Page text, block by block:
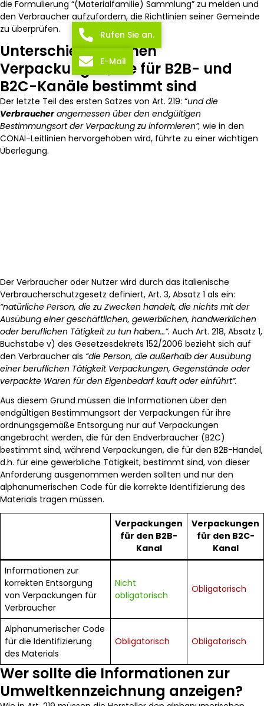
die Formulierung “(Materialfamilie) Sammlung” zu melden und
den Verbraucher aufzufordern, die Richtlinien seiner Gemeinde
zu überprüfen.
Unterschied zwischen
Verpackungen, die für B2B- und
B2C-Kanäle bestimmt sind
Der letzte Teil des ersten Satzes von Art. 219: “und die
Verbraucherangemessen über den endgültigen
Bestimmungsort der Verpackung zu informieren”, wie in den
CONAI-Leitlinien hervorgehoben wird, führte zu einer wichtigen
Überlegung.
Der Verbraucher oder Nutzer wird durch das italienische
Verbraucherschutzgesetz definiert, Art. 3, Absatz 1 als ein:
“natürliche Person, die zu Zwecken handelt, die nichts mit der
Ausübung einer geschäftlichen, gewerblichen, handwerklichen
oder beruflichen Tätigkeit zu tun haben…”. Auch Art. 218, Absatz 1,
Buchstabe v) des Gesetzesdekrets 152/2006 bezieht sich auf
den Verbraucher als “die Person, die außerhalb der Ausübung
einer beruflichen Tätigkeit Verpackungen, Gegenstände oder
verpackte Waren für den Eigenbedarf kauft oder einführt”.
Aus diesem Grund müssen die Informationen über den
endgültigen Bestimmungsort der Verpackungen für ihre
ordnungsgemäße Entsorgung nur auf Verpackungen
angebracht werden, die für den Endverbraucher (B2C)
bestimmt sind, während Verpackungen, die für den B2B-Handel,
d.h. für eine gewerbliche Tätigkeit, bestimmt sind, von dieser
Anforderung ausgenommen werden sollten und nur den
alphanumerischen Code für die korrekte Identifizierung des
Materials tragen müssen.
Verpackungen
für den B2B-
Kanal
Verpackungen
für den B2C-
Kanal
Informationen zur
korrekten Entsorgung
von Verpackungen für
Verbraucher
Nicht
obligatorisch
Obligatorisch
Alphanumerischer Code
für die Identifizierung
des Materials
Obligatorisch Obligatorisch
Wer sollte die Informationen zur
Umweltkennzeichnung anzeigen?
Rufen Sie an.
E-Mail